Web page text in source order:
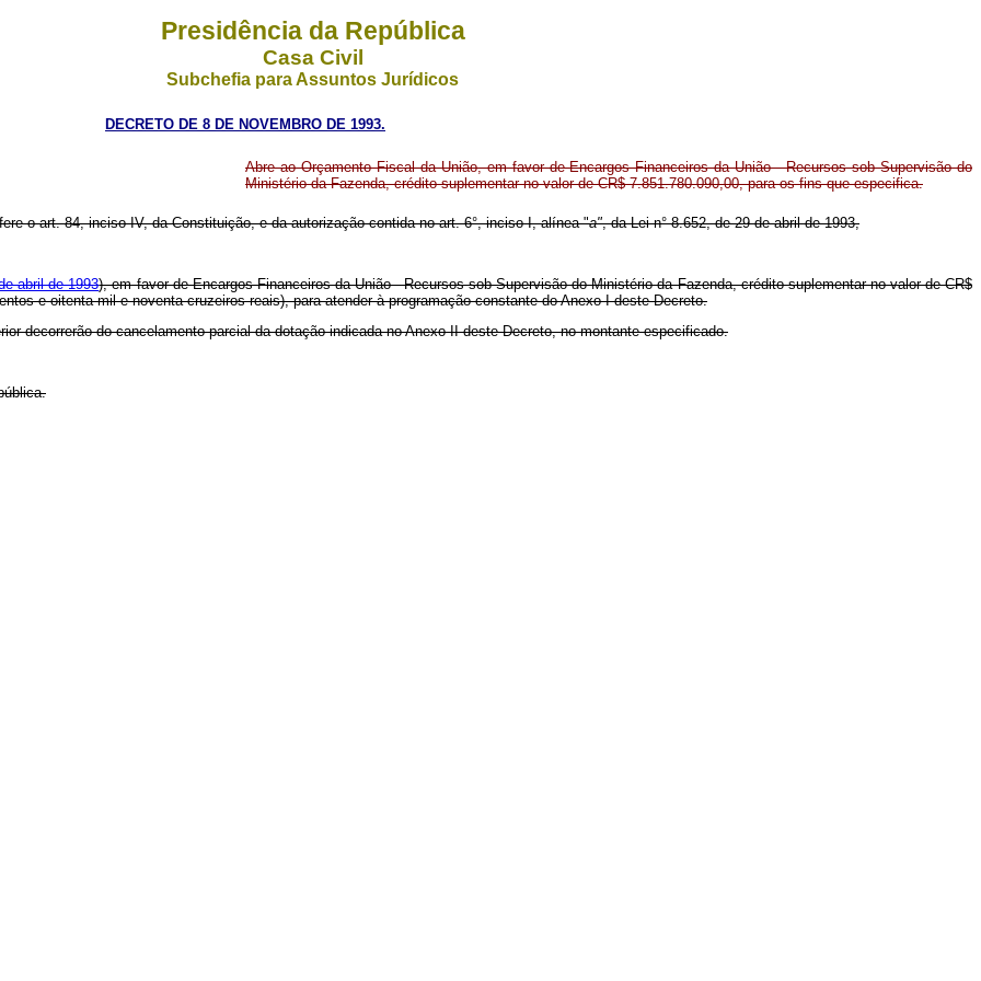
Presidência da República
Casa Civil
Subchefia para Assuntos Jurídicos
DECRETO DE 8 DE NOVEMBRO DE 1993.
Abre ao Orçamento Fiscal da União, em favor de Encargos Financeiros da União - Recursos sob Supervisão do
Ministério da Fazenda, crédito suplementar no valor de CR$ 7.851.780.090,00, para os fins que especifica.
o art. 84, inciso IV, da Constituição, e da autorização contida no art. 6°, inciso I, alínea "a", da Lei n° 8.652, de 29 de abril de 1993,
abril de 1993), em favor de Encargos Financeiros da União - Recursos sob Supervisão do Ministério da Fazenda, crédito suplementar no valor de CR$
e oitenta mil e noventa cruzeiros reais), para atender à programação constante do Anexo I deste Decreto.
decorrerão do cancelamento parcial da dotação indicada no Anexo II deste Decreto, no montante especificado.